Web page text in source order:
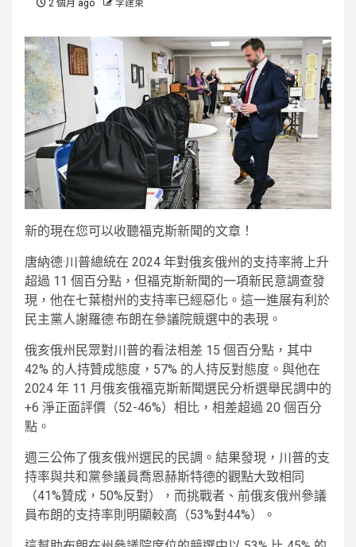
2 個月 ago 李建東
新的現在您可以收聽福克斯新聞的文章！
唐納德·川普總統在 2024 年對俄亥俄州的支持率將上升
超過 11 個百分點，但福克斯新聞的一項新民意調查發
現，他在七葉樹州的支持率已經惡化。這一進展有利於
民主黨人謝羅德·布朗在參議院競選中的表現。
俄亥俄州民眾對川普的看法相差 15 個百分點，其中
42% 的人持贊成態度，57% 的人持反對態度。與他在
2024 年 11 月俄亥俄福克斯新聞選民分析選舉民調中的
+6 淨正面評價（52-46%）相比，相差超過 20 個百分
點。
週三公佈了俄亥俄州選民的民調。結果發現，川普的支
持率與共和黨參議員喬恩赫斯特德的觀點大致相同
（41%贊成，50%反對），而挑戰者、前俄亥俄州參議
員布朗的支持率則明顯較高（53%對44%）。